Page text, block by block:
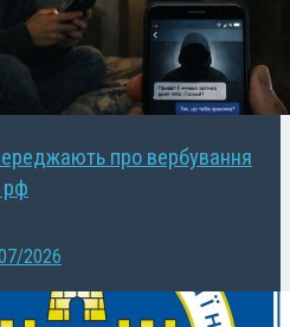
про вербування
рф
2026